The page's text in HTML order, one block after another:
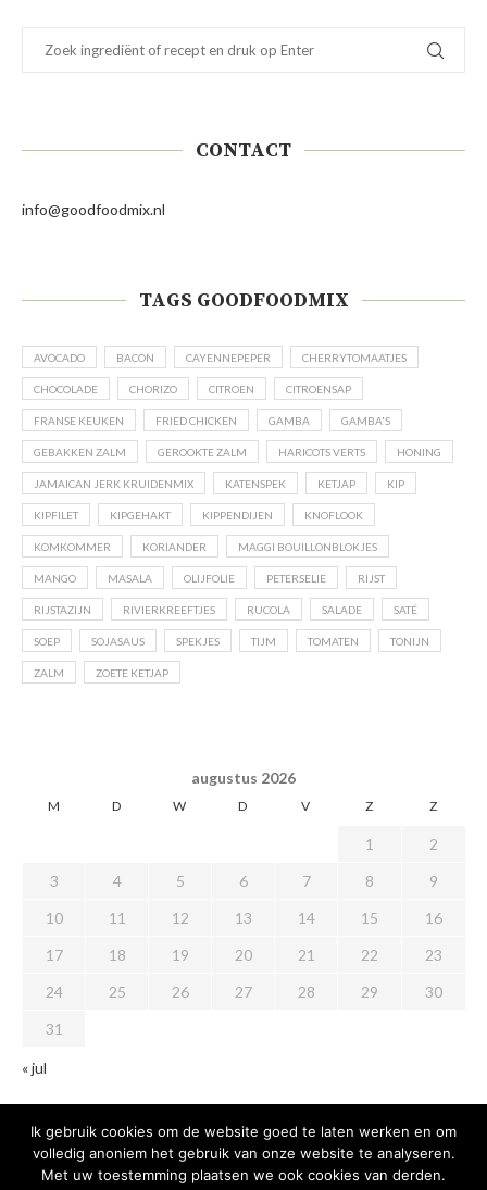
CONTACT
info@goodfoodmix.nl
TAGS GOODFOODMIX
AVOCADO BACON CAYENNEPEPER CHERRYTOMAATJES
CHOCOLADE CHORIZO CITROEN CITROENSAP
FRANSE KEUKEN FRIED CHICKEN GAMBA GAMBA'S
GEBAKKEN ZALM GEROOKTE ZALM HARICOTS VERTS HONING
JAMAICAN JERK KRUIDENMIX KATENSPEK KETJAP KIP
KIPFILET KIPGEHAKT KIPPENDIJEN KNOFLOOK
KOMKOMMER KORIANDER MAGGI BOUILLONBLOKJES
MANGO MASALA OLIJFOLIE PETERSELIE RIJST
RIJSTAZIJN RIVIERKREEFTJES RUCOLA SALADE SATÉ
SOEP SOJASAUS SPEKJES TIJM TOMATEN TONIJN
ZALM ZOETE KETJAP
augustus 2026
M D W D V Z Z
1
2
3
4 5 6 7 8
9
10
11 12 13 14 15
16
17
18 19 20 21 22
23
24
25 26 27 28 29
30
31
« jul
Ik gebruik cookies om de website goed te laten werken en om
volledig anoniem het gebruik van onze website te analyseren.
Met uw toestemming plaatsen we ook cookies van derden.